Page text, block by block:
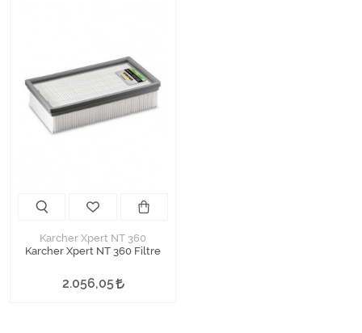
Karcher Xpert NT 360
Karcher Xpert NT 360 Filtre
2.056,05